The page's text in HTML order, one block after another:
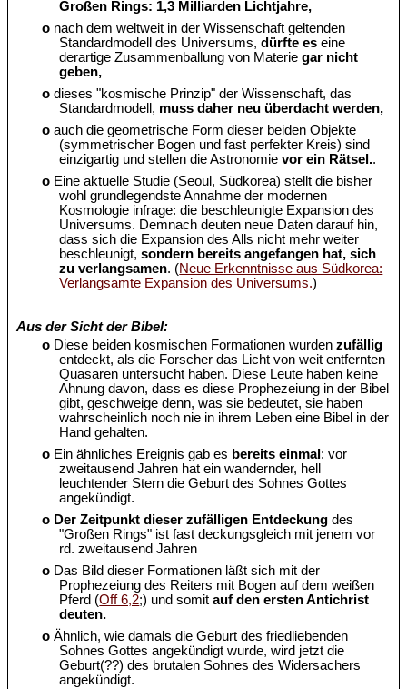
Großen Rings: 1,3 Milliarden Lichtjahre,
o nach dem weltweit in der Wissenschaft geltenden
Standardmodell des Universums,dürfte eseine
derartige Zusammenballung von Materiegar nicht
geben,
o dieses "kosmische Prinzip" der Wissenschaft, das
Standardmodell, muss daher neu überdacht werden,
o auch die geometrische Form dieser beiden Objekte
(symmetrischer Bogen und fast perfekter Kreis) sind
einzigartig und stellen die Astronomievor ein Rätsel..
o Eine aktuelle Studie (Seoul, Südkorea) stellt die bisher
wohl grundlegendste Annahme der modernen
Kosmologie infrage: die beschleunigte Expansion des
Universums. Demnach deuten neue Daten darauf hin,
dass sich die Expansion des Alls nicht mehr weiter
beschleunigt,sondern bereits angefangen hat, sich
zu verlangsamen. (Neue Erkenntnisse aus Südkorea:
Verlangsamte Expansion des Universums.)
Aus der Sicht der Bibel:
o Diese beiden kosmischen Formationen wurdenzufällig
entdeckt, als die Forscher das Licht von weit entfernten
Quasaren untersucht haben. Diese Leute haben keine
Ahnung davon, dass es diese Prophezeiung in der Bibel
gibt, geschweige denn, was sie bedeutet, sie haben
wahrscheinlich noch nie in ihrem Leben eine Bibel in der
Hand gehalten.
o Ein ähnliches Ereignis gab es bereits einmal : vor
zweitausend Jahren hat ein wandernder, hell
leuchtender Stern die Geburt des Sohnes Gottes
angekündigt.
o Der Zeitpunkt dieser zufälligen Entdeckung des
"Großen Rings" ist fast deckungsgleich mit jenem vor
rd. zweitausend Jahren
o Das Bild dieser Formationen läßt sich mit der
Prophezeiung des Reiters mit Bogen auf dem weißen
Pferd (Off 6,2;) und somitauf den ersten Antichrist
deuten.
o Ähnlich, wie damals die Geburt des friedliebenden
Sohnes Gottes angekündigt wurde, wird jetzt die
Geburt(??) des brutalen Sohnes des Widersachers
angekündigt.